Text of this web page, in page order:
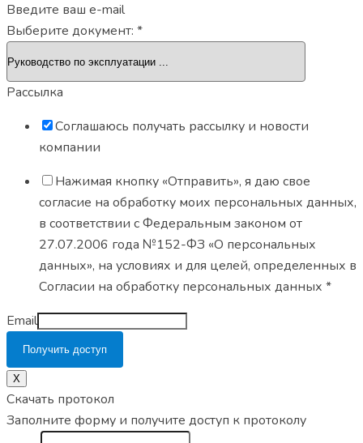
Введите ваш e-mail
Выберите документ: *
Рассылка
Соглашаюсь получать рассылку и новости
компании
Нажимая кнопку «Отправить», я даю свое
согласие на обработку моих персональных данных,
в соответствии с Федеральным законом от
27.07.2006 года №152-ФЗ «О персональных
данных», на условиях и для целей, определенных в
Согласии на обработку персональных данных *
Email
Получить доступ
X
Скачать протокол
Заполните форму и получите доступ к протоколу